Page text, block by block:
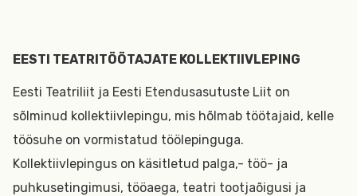
EESTI TEATRITÖÖTAJATE KOLLEKTIIVLEPING
Eesti Teatriliit ja Eesti Etendusasutuste Liit on
sõlminud kollektiivlepingu, mis hõlmab töötajaid, kelle
töösuhe on vormistatud töölepinguga.
Kollektiivlepingus on käsitletud palga,- töö- ja
puhkusetingimusi, tööaega, teatri tootjaõigusi ja